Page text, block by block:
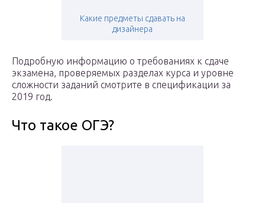
Какие предметы сдавать на
дизайнера
Подробную информацию о требованиях к сдаче
экзамена, проверяемых разделах курса и уровне
сложности заданий смотрите в спецификации за
2019 год.
Что такое ОГЭ?